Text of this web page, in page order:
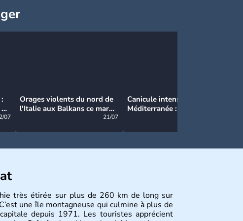
07
Orages violents du nord de
l'Italie aux Balkans ce mardi
21/07
Canicule intense en
Méditerranée : près de 50°C
très étirée sur plus de 260 km de long sur
une île montagneuse qui culmine à plus de
depuis 1971. Les touristes apprécient